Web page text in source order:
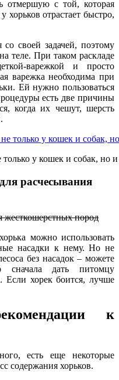
отмершую с той, которая
хорьков отрастает быстро,
со своей задачей, поэтому
теле. При таком раскладе
варежкой и просто
варежка необходима при
Ей нужно пользоваться
есть две причины
когда их чешут, шерсть
у кошек и собак, но и
расчесывания
жесткошерстных пород
можно использовать
насадки к нему. Но не
без насадок – можете
сначала дать питомцу
хорек боится, лучше
к
есть еще некоторые
содержания хорьков.